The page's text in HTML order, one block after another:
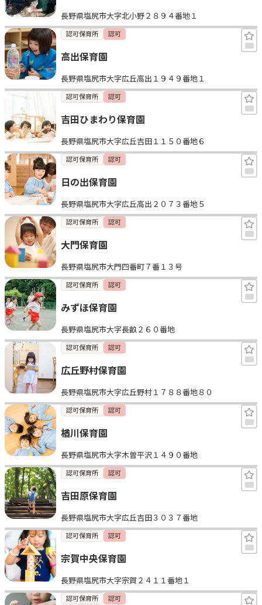
長野県塩尻市大字北小野２８９４番地１
認可保育所 認可
高出保育園
長野県塩尻市大字広丘高出１９４９番地１
認可保育所 認可
吉田ひまわり保育園
長野県塩尻市大字広丘吉田１１５０番地６
認可保育所 認可
日の出保育園
長野県塩尻市大字広丘高出２０７３番地５
認可保育所 認可
大門保育園
長野県塩尻市大門四番町７番１３号
認可保育所 認可
みずほ保育園
長野県塩尻市大字長畝２６０番地
認可保育所 認可
広丘野村保育園
長野県塩尻市大字広丘野村１７８８番地８０
認可保育所 認可
楢川保育園
長野県塩尻市大字木曽平沢１４９０番地
認可保育所 認可
吉田原保育園
長野県塩尻市大字広丘吉田３０３７番地
認可保育所 認可
宗賀中央保育園
長野県塩尻市大字宗賀２４１１番地１
認可保育所 認可